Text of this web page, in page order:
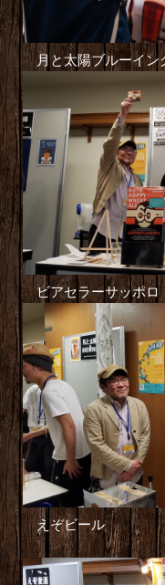
月と太陽ブルーイン
ビアセラーサッポロ
えぞビール